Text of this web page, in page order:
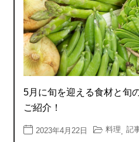
5月に旬を迎える食材と旬
ご紹介！
2023年4月22日 料理 記